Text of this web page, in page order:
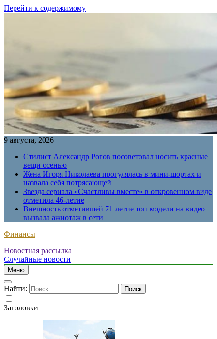
Перейти к содержимому
9 августа, 2026
Стилист Александр Рогов посоветовал носить красные
вещи осенью
Жена Игоря Николаева прогулялась в мини-шортах и
назвала себя потрясающей
Звезда сериала «Счастливы вместе» в откровенном виде
отметила 46-летие
Внешность отметившей 71-летие топ-модели на видео
вызвала ажиотаж в сети
Финансы
Новостная рассылка
Случайные новости
Меню
Найти:
Заголовки